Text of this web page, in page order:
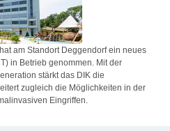
am Standort Deggendorf ein neues
in Betrieb genommen. Mit der
stärkt das DIK die
zugleich die Möglichkeiten in der
Eingriffen.